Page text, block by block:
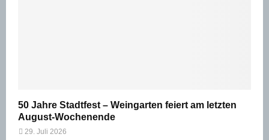
50 Jahre Stadtfest – Weingarten feiert am letzten
August-Wochenende
29. Juli 2026